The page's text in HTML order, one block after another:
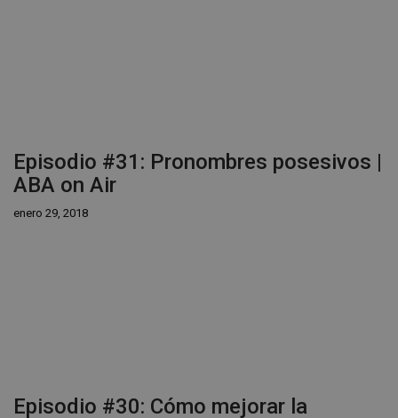
Episodio #31: Pronombres posesivos |
ABA on Air
enero 29, 2018
Episodio #30: Cómo mejorar la